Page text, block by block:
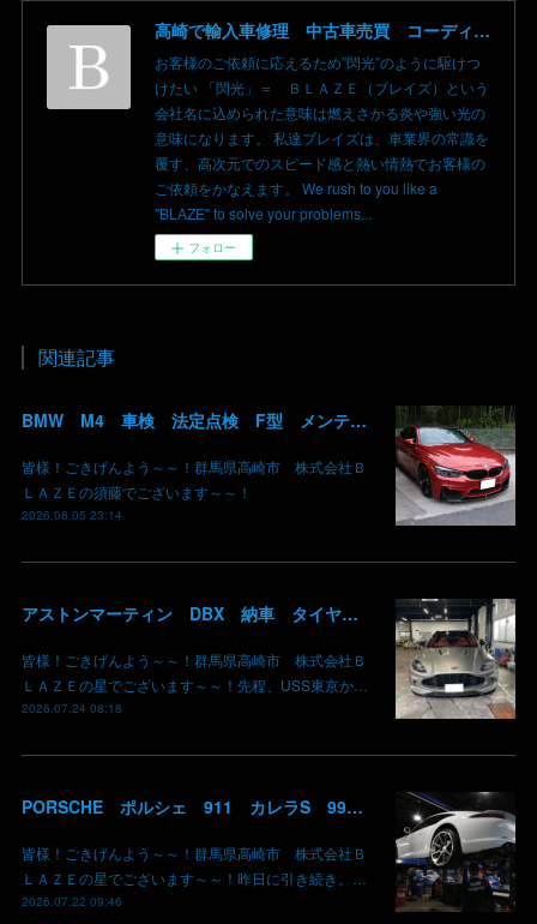
高崎で輸入車修理 中古車売買 コーディングならBLAZE（ブレイズ）へ│BLAZE Total Car Support & Modify in Takasaki Gunma
お客様のご依頼に応えるため”閃光”のように駆けつ
けたい 「閃光」＝ ＢＬＡＺＥ（ブレイズ）という
会社名に込められた意味は燃えさかる炎や強い光の
意味になります。 私達ブレイズは、車業界の常識を
覆す、高次元でのスピード感と熱い情熱でお客様の
ご依頼をかなえます。 We rush to you like a
"BLAZE" to solve your problems...
フォロー
関連記事
BMW M4 車検 法定点検 F型 メンテナンス ロアアーム 交換 群馬 高崎
皆様！ごきげんよう～～！群馬県高崎市 株式会社Ｂ
ＬＡＺＥの須藤でございます～～！
2026.08.05 23:14
アストンマーティン DBX 納車 タイヤ組み替え ピレリ P-ZERO A8A アストンマーティン承認タイヤ 群馬県高崎市 株式会社BLAZE
皆様！ごきげんよう～～！群馬県高崎市 株式会社Ｂ
ＬＡＺＥの星でございます～～！先程、USS東京か…
2026.07.24 08:18
PORSCHE ポルシェ 911 カレラS 991 PDKオイル交換 群馬県高崎市 株式会社BLAZE
皆様！ごきげんよう～～！群馬県高崎市 株式会社Ｂ
ＬＡＺＥの星でございます～～！昨日に引き続き。…
2026.07.22 09:46